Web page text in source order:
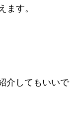
ます。
介してもいいで